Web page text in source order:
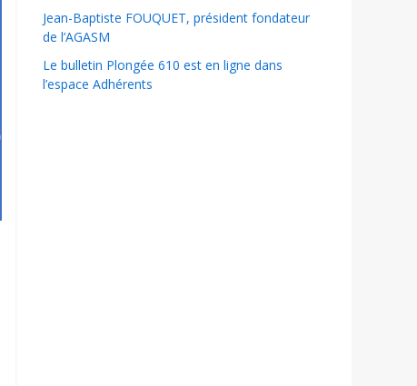
Jean-Baptiste FOUQUET, président fondateur
de l’AGASM
Le bulletin Plongée 610 est en ligne dans
l’espace Adhérents